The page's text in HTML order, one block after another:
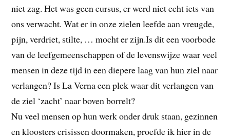
niet zag. Het was geen cursus, er werd niet echt iets van
ons verwacht. Wat er in onze zielen leefde aan vreugde,
pijn, verdriet, stilte, … mocht er zijn.Is dit een voorbode
van de leefgemeenschappen of de levenswijze waar veel
mensen in deze tijd in een diepere laag van hun ziel naar
verlangen? Is La Verna een plek waar dit verlangen van
de ziel ‘zacht’ naar boven borrelt?
Nu veel mensen op hun werk onder druk staan, gezinnen
en kloosters crisissen doormaken, proefde ik hier in de